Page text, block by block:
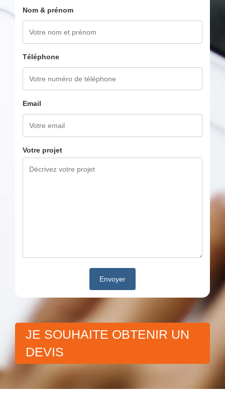
Nom & prénom
Téléphone
Email
Votre projet
JE SOUHAITE OBTENIR UN
DEVIS